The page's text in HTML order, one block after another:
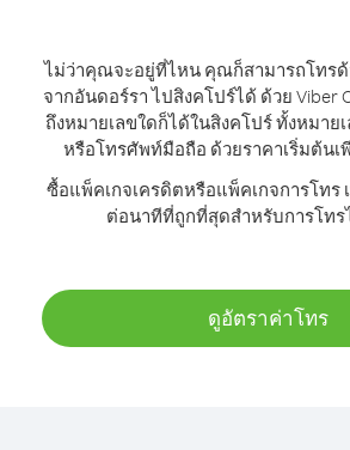
ไม่ว่าคุณจะอยู่ที่ไหน คุณก็สามารถโทร
จากอันดอร์รา ไปสิงคโปร์ได้ ด้วย Viber
ถึงหมายเลขใดก็ได้ในสิงคโปร์ ทั้งหมา
หรือโทรศัพท์มือถือ ด้วยราคาเริ่มต้นเ
ซื้อแพ็คเกจเครดิตหรือแพ็คเกจการโทร
ต่อนาทีที่ถูกที่สุดสำหรับการโทร
ดูอัตราค่าโทร